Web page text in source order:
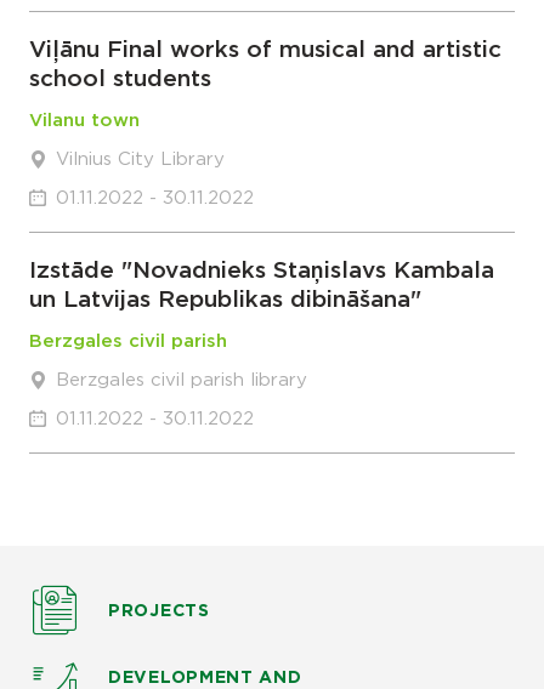
Viļānu Final works of musical and artistic
school students
Vilanu town
Vilnius City Library
01.11.2022 - 30.11.2022
Izstāde "Novadnieks Staņislavs Kambala
un Latvijas Republikas dibināšana"
Berzgales civil parish
Berzgales civil parish library
01.11.2022 - 30.11.2022
PROJECTS
DEVELOPMENT AND